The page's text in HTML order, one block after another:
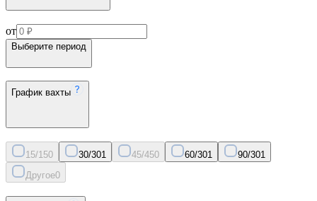
от
Выберите период
График вахты
15/150 30/301 45/450 60/301 90/301
Другое0